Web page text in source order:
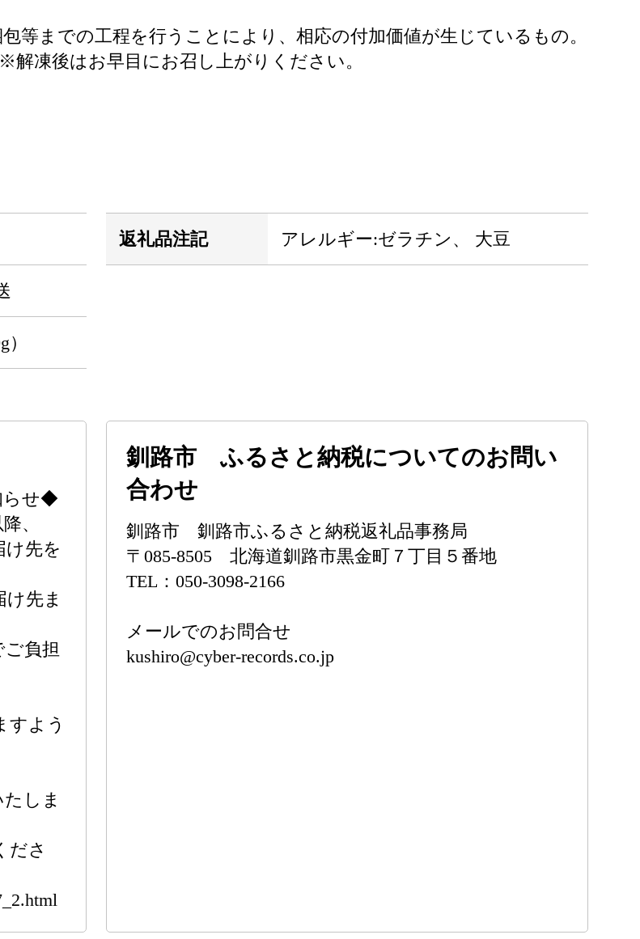
等までの工程を行うことにより、相応の付加価値が生じているもの。
解凍後はお早目にお召し上がりください。
返礼品注記 アレルギー:ゼラチン、 大豆
らせ◆
、
け先を
先ま
負担
すよう
しま
ださ
釧路市 ふるさと納税についてのお問い
合わせ
釧路市 釧路市ふるさと納税返礼品事務局
〒085-8505 北海道釧路市黒金町７丁目５番地
TEL：050-3098-2166
メールでのお問合せ
kushiro@cyber-records.co.jp